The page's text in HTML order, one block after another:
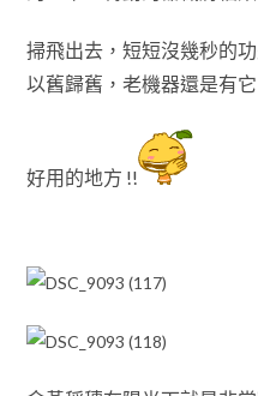
掃飛出去，短短沒幾秒的
以舊歸舊 ，老機器還是有它
好用的地方 !!